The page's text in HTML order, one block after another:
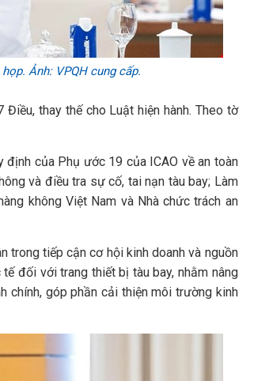
Ảnh: VPQH cung cấp.
thay thế cho Luật hiện hành. Theo tờ
của Phụ ước 19 của ICAO về an toàn
và điều tra sự cố, tai nạn tàu bay; Làm
không Việt Nam và Nhà chức trách an
trong tiếp cận cơ hội kinh doanh và nguồn
đối với trang thiết bị tàu bay, nhằm nâng
chính, góp phần cải thiện môi trường kinh